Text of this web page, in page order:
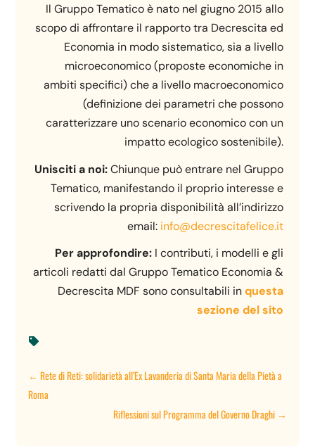
Il Gruppo Tematico è nato nel giugno 2015 allo
scopo di affrontare il rapporto tra Decrescita ed
Economia in modo sistematico, sia a livello
microeconomico (proposte economiche in
ambiti specifici) che a livello macroeconomico
(definizione dei parametri che possono
caratterizzare uno scenario economico con un
impatto ecologico sostenibile).
Unisciti a noi:Chiunque può entrare nel Gruppo
Tematico, manifestando il proprio interesse e
scrivendo la propria disponibilità all’indirizzo
email: info@decrescitafelice.it
Per approfondire: I contributi, i modelli e gli
articoli redatti dal Gruppo Tematico Economia &
Decrescita MDF sono consultabili inquesta
sezione del sito

←Rete di Reti: solidarietà all’Ex Lavanderia di Santa Maria della Pietà a
Roma
Riflessioni sul Programma del Governo Draghi→